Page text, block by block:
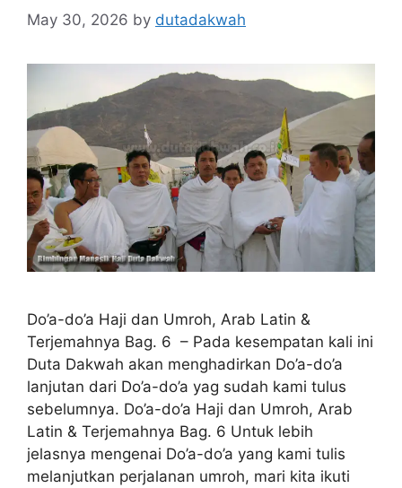
May 30, 2026 by dutadakwah
Do’a-do’a Haji dan Umroh, Arab Latin &
Terjemahnya Bag. 6 – Pada kesempatan kali ini
Duta Dakwah akan menghadirkan Do’a-do’a
lanjutan dari Do’a-do’a yag sudah kami tulus
sebelumnya. Do’a-do’a Haji dan Umroh, Arab
Latin & Terjemahnya Bag. 6 Untuk lebih
jelasnya mengenai Do’a-do’a yang kami tulis
melanjutkan perjalanan umroh, mari kita ikuti